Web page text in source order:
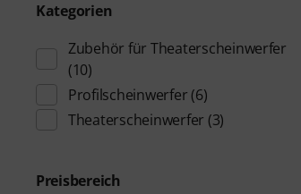
Kategorien
Zubehör für Theaterscheinwerfer
(10)
Profilscheinwerfer (6)
Theaterscheinwerfer (3)
Preisbereich